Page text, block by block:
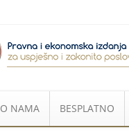
O NAMA BESPLATNO